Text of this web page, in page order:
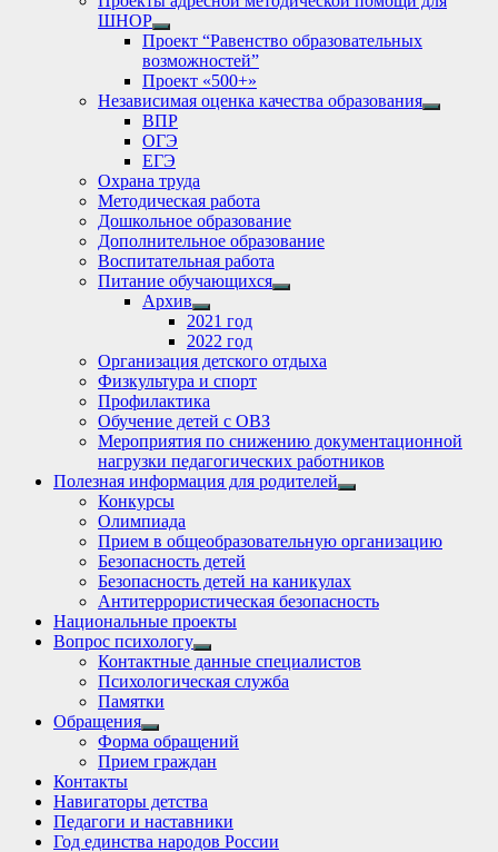
ШНОР
Show
sub
menu
Проект “Равенство образовательных
возможностей”
Проект «500+»
Независимая оценка качества образования
Show
ВПР
ОГЭ
ЕГЭ
Охрана труда
Методическая работа
Дошкольное образование
Дополнительное образование
Воспитательная работа
Питание обучающихся
Show
Архив
Show
sub
menu
2021 год
2022 год
Организация детского отдыха
Физкультура и спорт
Профилактика
Обучение детей с ОВЗ
Мероприятия по снижению документационной
нагрузки педагогических работников
Полезная информация для родителей
Show
Конкурсы
Олимпиада
Прием в общеобразовательную организацию
Безопасность детей
Безопасность детей на каникулах
Антитеррористическая безопасность
Национальные проекты
Вопрос психологу
Show
sub
menu
Контактные данные специалистов
Психологическая служба
Памятки
Обращения
Show
sub
menu
Форма обращений
Прием граждан
Контакты
Навигаторы детства
Педагоги и наставники
Год единства народов России